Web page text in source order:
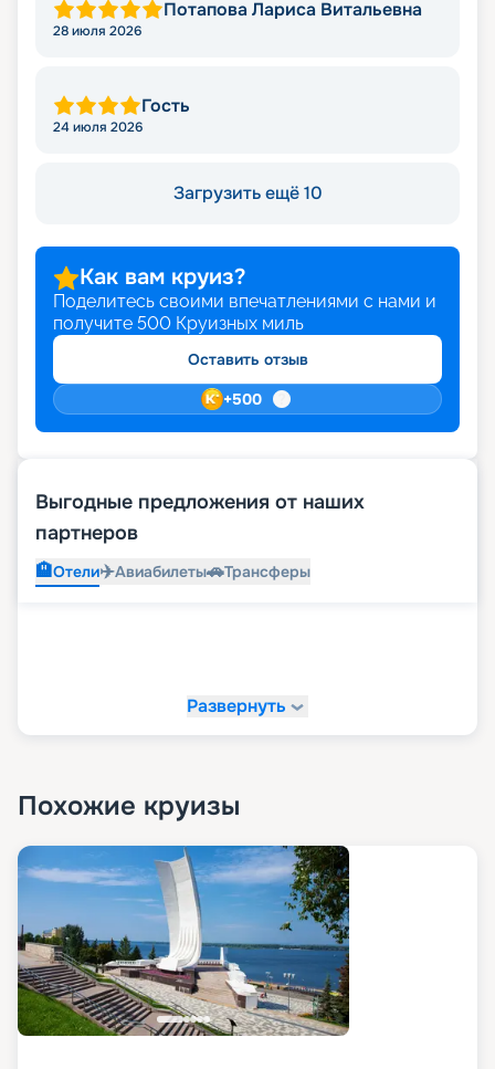
Потапова Лариса Витальевна
28 июля 2026
Гость
24 июля 2026
Загрузить ещё 10
Как вам круиз?
Поделитесь своими впечатлениями с нами и
получите 500 Круизных миль
Оставить отзыв
+500
Выгодные предложения от наших
партнеров
🏨Отели✈️Авиабилеты🚗Трансферы
Развернуть
Похожие круизы